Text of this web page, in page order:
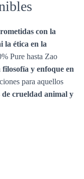
con la
la ética en la
Pure hasta Zao
filosofía y enfoque en
para aquellos
de crueldad animal y